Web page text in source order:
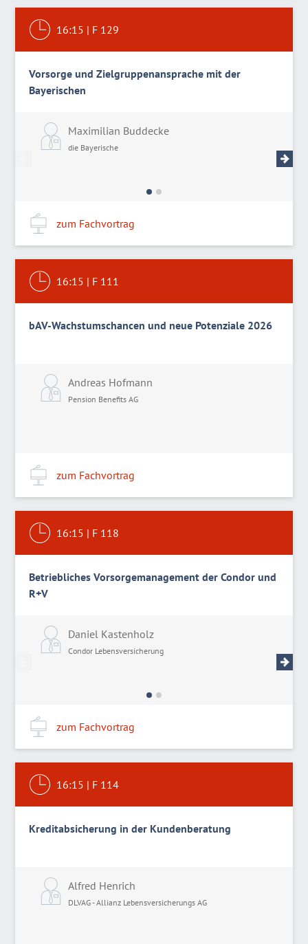
16:15 | F 129
Vorsorge und Zielgruppenansprache mit der
Bayerischen
Maximilian Buddecke
die Bayerische
zum Fachvortrag
16:15 | F 111
bAV-Wachstumschancen und neue Potenziale 2026
Andreas Hofmann
Pension Benefits AG
zum Fachvortrag
16:15 | F 118
Betriebliches Vorsorgemanagement der Condor und
R+V
Daniel Kastenholz
Condor Lebensversicherung
zum Fachvortrag
16:15 | F 114
Kreditabsicherung in der Kundenberatung
Alfred Henrich
DLVAG - Allianz Lebensversicherungs AG